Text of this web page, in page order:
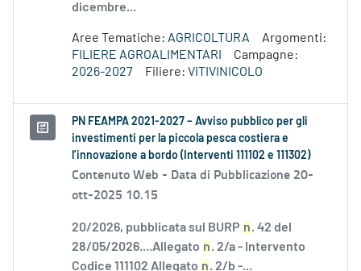
dicembre...
Aree Tematiche: AGRICOLTURA
Argomenti:
FILIERE AGROALIMENTARI
Campagne:
2026-2027
Filiere: VITIVINICOLO
PN FEAMPA 2021-2027 – Avviso pubblico per gli
investimenti per la piccola pesca costiera e
l’innovazione a bordo (Interventi 111102 e 111302)
Contenuto Web - Data di Pubblicazione 20-
ott-2025 10.15
20/2026, pubblicata sul BURP n. 42 del
28/05/2026....Allegato n. 2/a - Intervento
Codice 111102 Allegato n. 2/b -...